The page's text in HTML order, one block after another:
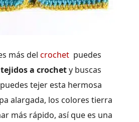
más del crochet puedes
a crochety buscas
tejer esta hermosa
alargada, los colores tierra
más rápido, así que es una